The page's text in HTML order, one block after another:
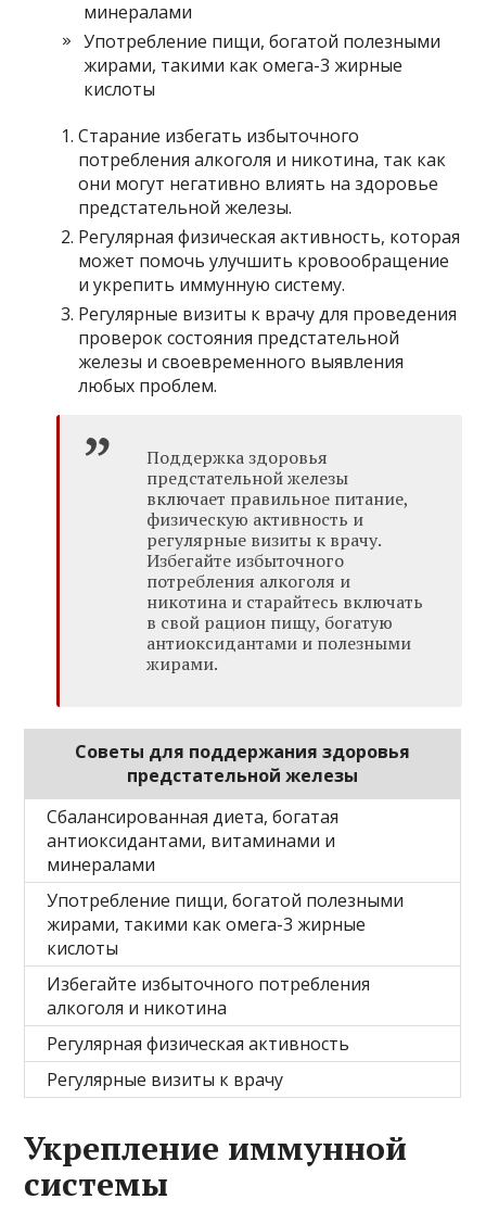
минералами
Употребление пищи, богатой полезными
жирами, такими как омега-3 жирные
кислоты
Старание избегать избыточного
потребления алкоголя и никотина, так как
они могут негативно влиять на здоровье
предстательной железы.
Регулярная физическая активность, которая
может помочь улучшить кровообращение
и укрепить иммунную систему.
Регулярные визиты к врачу для проведения
проверок состояния предстательной
железы и своевременного выявления
любых проблем.
Поддержка здоровья
предстательной железы
включает правильное питание,
физическую активность и
регулярные визиты к врачу.
Избегайте избыточного
потребления алкоголя и
никотина и старайтесь включать
в свой рацион пищу, богатую
антиоксидантами и полезными
жирами.
Советы для поддержания здоровья
предстательной железы
Сбалансированная диета, богатая
антиоксидантами, витаминами и
минералами
Употребление пищи, богатой полезными
жирами, такими как омега-3 жирные
кислоты
Избегайте избыточного потребления
алкоголя и никотина
Регулярная физическая активность
Регулярные визиты к врачу
Укрепление иммунной
системы